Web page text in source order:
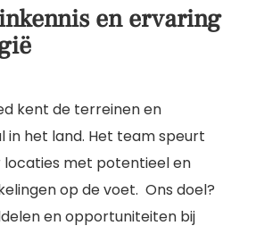
en ervaring
kent de terreinen en
in het land. Het team speurt
met potentieel en
op de voet. Ons doel?
en opportuniteiten bij